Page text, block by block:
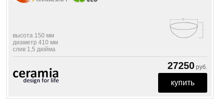
высота 150 мм
диаметр 410 мм
слив 1,5 дюйма
27250 руб.